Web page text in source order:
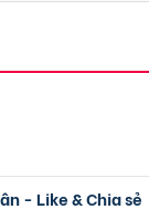
- Like & Chia sẻ